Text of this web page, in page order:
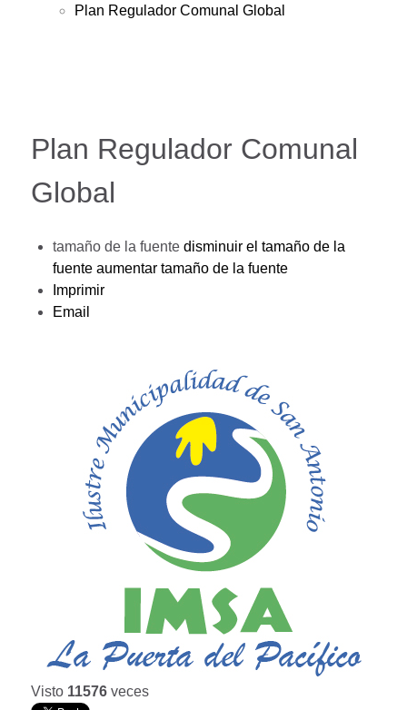
Plan Regulador Comunal Global
Plan Regulador Comunal
Global
tamaño de la fuente disminuir el tamaño de la
fuente aumentar tamaño de la fuente
Imprimir
Email
Visto 11576 veces